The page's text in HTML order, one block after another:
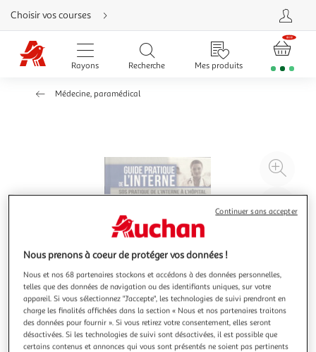
Aller
directement
au
contenu
Aller
directement
Aller
d'aide
Choisir vos courses
Rayons Recherche Mes produits
Médecine, paramédical
à
Nous prenons à coeur de protéger vos données !
Nous et nos 68 partenaires stockons et accédons à des données personnelles,
telles que des données de navigation ou des identifiants uniques, sur votre
appareil. Si vous sélectionnez "J'accepte", les technologies de suivi prendront en
charge les finalités affichées dans la section « Nous et nos partenaires traitons
des données pour fournir ». Si vous retirez votre consentement, elles seront
désactivées. Si les technologies de suivi sont désactivées, il est possible que
certains contenus et annonces qui vous sont présentés ne soient pas pertinents
Continuer sans accepter